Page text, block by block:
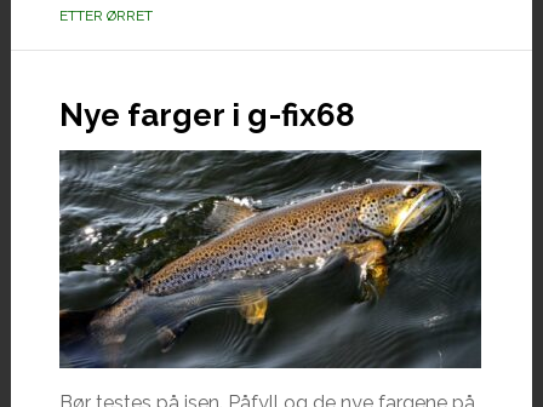
ETTER ØRRET
Nye farger i g-fix68